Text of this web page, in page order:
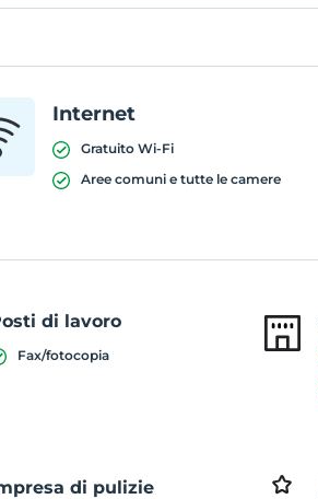
Internet
Gratuito Wi-Fi
Aree comuni e tutte le camere
di lavoro
Fax/fotocopia
di pulizie